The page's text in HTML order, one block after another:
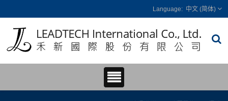
中文 (简体)